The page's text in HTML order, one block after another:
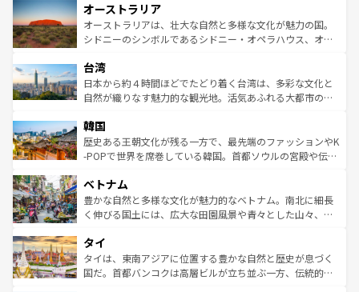
部のニューオーリンズでは、音楽と美食が融合した独特の
文化が魅力。旅行者はアメリカの各地域で異なる魅力を楽
しみながら、その多様性と豊かな歴史を感じることができ
ならではの贅沢な旅のスタイルだ。 なお、新着のアメリカ
情報はコンテンツ一覧を参照してほしい。
ワイ島は見逃せない。また、定番の観光地といえばオアフ
島だが、静かな自然を求めるならマウイ島やカウアイ島が
おすすめ。エメラルドグリーンに輝く海をはじめ、豊かな
れるおもてなしの心で訪れる人々を迎えてくれるハワイの
人々、おいしいローカルフードやハワイアンミュージッ
ク、伝統的なフラダンスなど、すべてがハワイの魅力を彩
ワイを、存分に味わってほしい。 なお、新着のハワイ情報
はコンテンツ一覧を参照してほしい。
オーストラリア
オーストラリアは、壮大な自然と多様な文化が魅力の国。
シドニーのシンボルであるシドニー・オペラハウス、オー
リアリーフや大陸中央部にそびえるウルル（エアーズロッ
ク）、タスマニアの美しい原生林やケアンズの熱帯雨林な
ど、見どころがたくさん。また、カフェやワイン、オージ
いる。アクティビティも充実しており、サーフィンやダイ
ビング、ハイキングなど、アウトドア好きにはたまらな
い。オーストラリアの多彩な魅力を存分に味わいつくそ
参照してほしい。
台湾
日本から約４時間ほどでたどり着く台湾は、多彩な文化と
自然が織りなす魅力的な観光地。活気あふれる大都市の台
ン）、静ひつな山岳地帯である台湾東部など、都市の喧騒
と山間の静けさが共存しており、訪れる人に新しい発見と
驚きをもたらしてくれる。また、奥深い台湾の食文化も魅
容にもいいと評判のスイーツなど、バラエティ豊かな料理
が味わえる。 なお、新着の台湾情報は コンテンツ一覧を参
照してほしい。
韓国
歴史ある王朝文化が残る一方で、最先端のファッションやK
-POPで世界を席巻している韓国。首都ソウルの宮殿や伝統
き、地方に足を延ばせば四季折々の自然美を楽しむことが
できる。そして、キムチや焼肉、絶品のストリートフード
まで、さまざまな韓国料理が待っている。夜には、韓国な
リティに包まれながら、韓国の多彩な魅力を心ゆくまで味
わってみてほしい。 なお、新着の韓国情報はコンテンツ一
覧を参照してほしい。
ベトナム
豊かな自然と多様な文化が魅力的なベトナム。南北に細長
く伸びる国土には、広大な田園風景や青々とした山々、世
急速な発展と共に伝統が息づく。ハノイの古い町並みやホ
ーチミン市のフランス統治時代の建物も、独特の雰囲気を
醸し出している。また、バラエティの豊かさとおいしさで
タイ
タイは、東南アジアに位置する豊かな自然と歴史が息づく
国だ。首都バンコクは高層ビルが立ち並ぶ一方、伝統的な